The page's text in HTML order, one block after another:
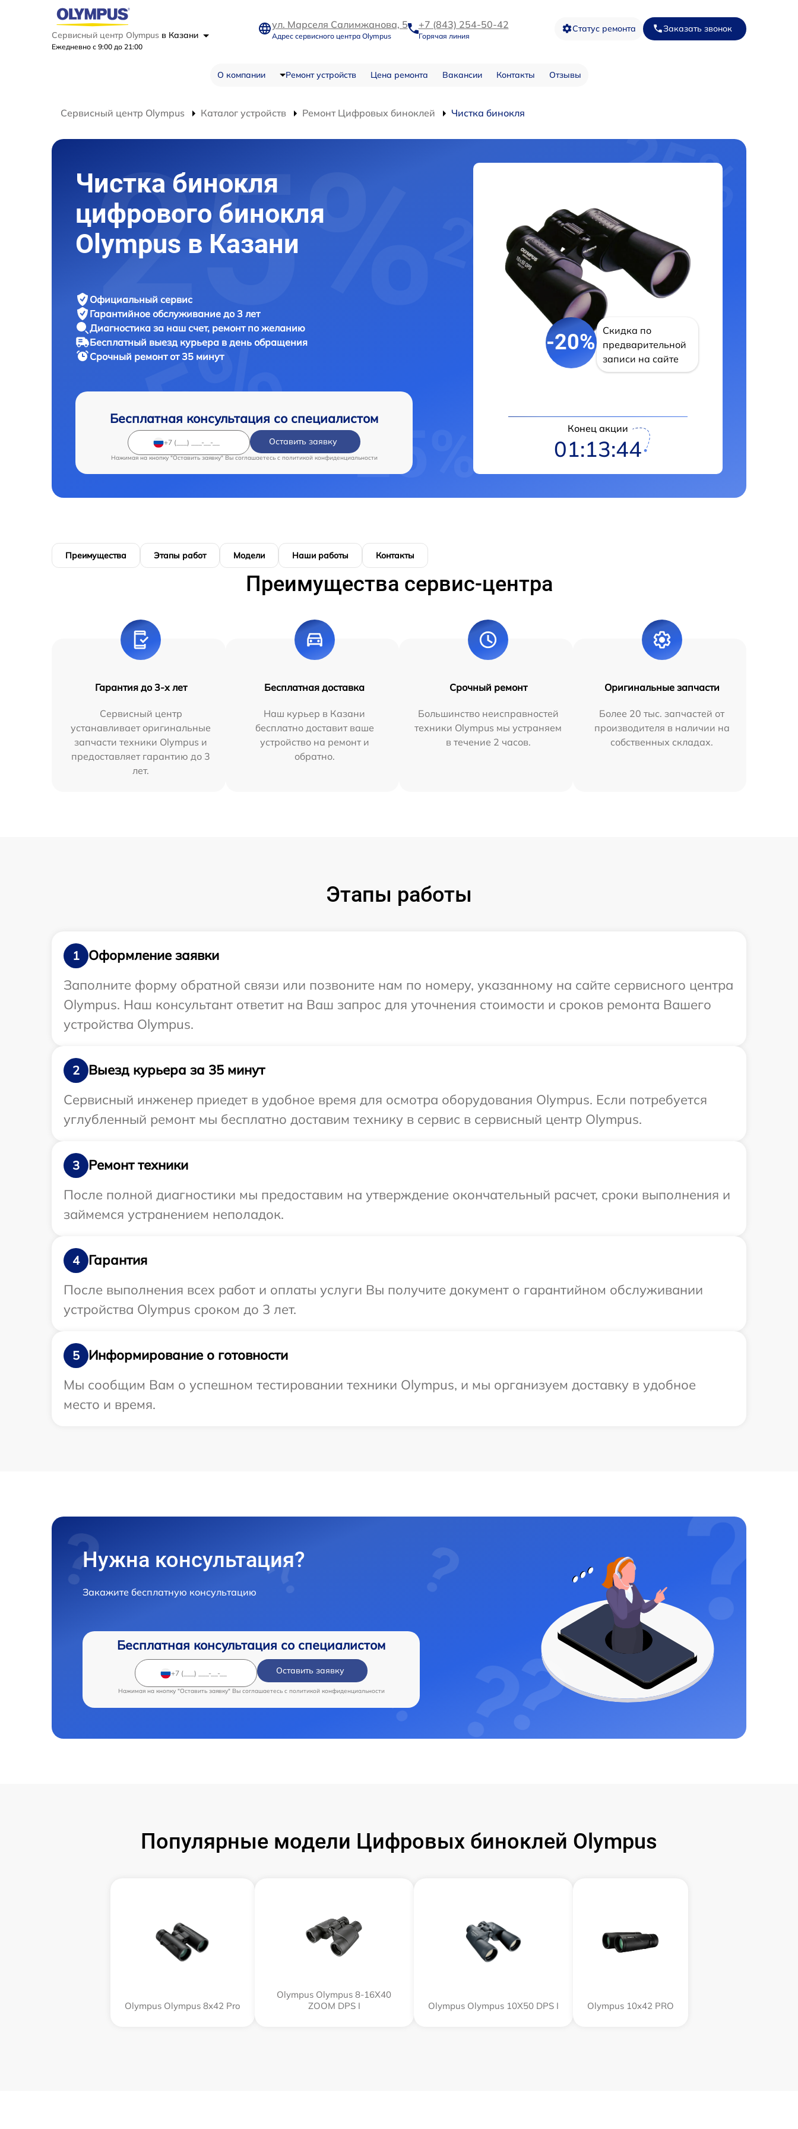
Сервисный центр Olympus в Казани
Ежедневно с 9:00 до 21:00
ул. Марселя Салимжанова, 5
Адрес сервисного центра Olympus
+7 (843) 254-50-42
Горячая линия
Статус ремонта Заказать звонок
О компании Ремонт устройств Цена ремонта Вакансии Контакты Отзывы
Сервисный центр Olympus Каталог устройств Ремонт Цифровых биноклей Чистка бинокля
Чистка бинокля
цифрового бинокля
Olympus в Казани
Официальный сервис
Гарантийное обслуживание до 3 лет
Диагностика за наш счет, ремонт по желанию
Бесплатный выезд курьера в день обращения
Срочный ремонтот 35 минут
Бесплатная консультация со специалистом
Оставить заявку
Нажимая на кнопку "Оставить заявку" Вы соглашаетесь c политикой конфиденциальности
-20%
Скидка по
предварительной
записи на сайте
Конец акции
01:13:42
Преимущества Этапы работ Модели Наши работы Контакты
Преимущества сервис-центра
Гарантия до 3-х лет
Сервисный центр
устанавливает оригинальные
запчасти техники Olympus и
предоставляет гарантию до 3
лет.
Бесплатная доставка
Наш курьер в Казани
бесплатно доставит ваше
устройство на ремонт и
обратно.
Срочный ремонт
Большинство неисправностей
техники Olympus мы устраняем
в течение 2 часов.
Оригинальные запчасти
Более 20 тыс. запчастей от
производителя в наличии на
собственных складах.
Этапы работы
1
Оформление заявки
Заполните форму обратной связи или позвоните нам по номеру, указанному на сайте сервисного центра
Olympus. Наш консультант ответит на Ваш запрос для уточнения стоимости и сроков ремонта Вашего
устройства Olympus.
2
Выезд курьера за 35 минут
Сервисный инженер приедет в удобное время для осмотра оборудования Olympus. Если потребуется
углубленный ремонт мы бесплатно доставим технику в сервис в сервисный центр Olympus.
3
Ремонт техники
После полной диагностики мы предоставим на утверждение окончательный расчет, сроки выполнения и
займемся устранением неполадок.
4
Гарантия
После выполнения всех работ и оплаты услуги Вы получите документ о гарантийном обслуживании
устройства Olympus сроком до 3 лет.
5
Информирование о готовности
Мы сообщим Вам о успешном тестировании техники Olympus, и мы организуем доставку в удобное
место и время.
Нужна консультация?
Закажите бесплатную консультацию
Бесплатная консультация со специалистом
Оставить заявку
Нажимая на кнопку "Оставить заявку" Вы соглашаетесь c политикой конфиденциальности
Популярные модели Цифровых биноклей Olympus
Olympus Olympus 8x42 Pro
Olympus Olympus 8-16X40
ZOOM DPS I
Olympus Olympus 10X50 DPS I Olympus 10x42 PRO